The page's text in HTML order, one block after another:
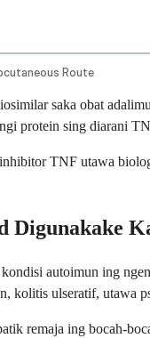
Route
saka obat
protein sing diarani
TNF utawa
Digunakake
autoimun ing
kolitis ulseratif, utawa
remaja ing bocah-